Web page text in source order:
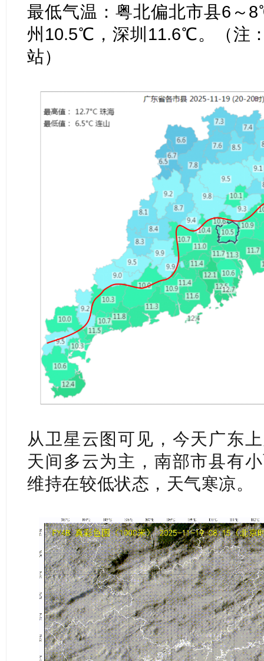
最低气温：粤北偏北市县6
州10.5℃，深圳11.6℃。（注
站）
从卫星云图可见，今天广东
天间多云为主，南部市县有
维持在较低状态，天气寒凉。